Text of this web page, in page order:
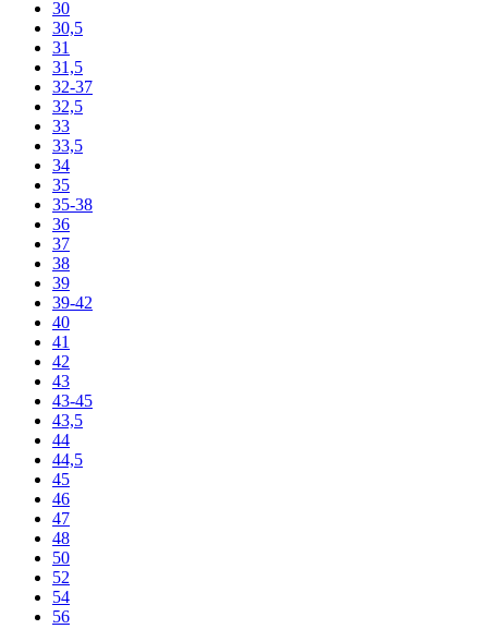
30
30,5
31
31,5
32-37
32,5
33
33,5
34
35
35-38
36
37
38
39
39-42
40
41
42
43
43-45
43,5
44
44,5
45
46
47
48
50
52
54
56